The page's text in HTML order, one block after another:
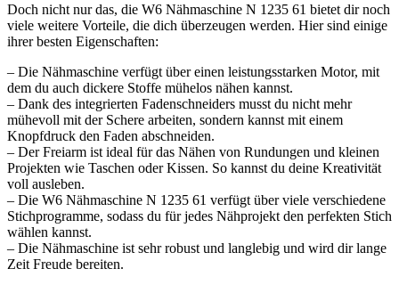
Doch nicht nur das, die W6 Nähmaschine N 1235 61 bietet dir noch
viele weitere Vorteile, die dich überzeugen werden. Hier sind einige
ihrer besten Eigenschaften:
– Die Nähmaschine verfügt über einen leistungsstarken Motor, mit
dem du auch dickere Stoffe mühelos nähen kannst.
– Dank des integrierten Fadenschneiders musst du nicht mehr
mühevoll mit der Schere arbeiten, sondern kannst mit einem
Knopfdruck den Faden abschneiden.
– Der Freiarm ist ideal für das Nähen von Rundungen und kleinen
Projekten wie Taschen oder Kissen. So kannst du deine Kreativität
voll ausleben.
– Die W6 Nähmaschine N 1235 61 verfügt über viele verschiedene
Stichprogramme, sodass du für jedes Nähprojekt den perfekten Stich
wählen kannst.
– Die Nähmaschine ist sehr robust und langlebig und wird dir lange
Zeit Freude bereiten.